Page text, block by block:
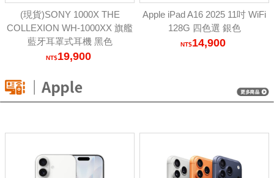
(現貨)SONY 1000X THE
COLLEXION WH-1000XX 旗艦
藍牙耳罩式耳機 黑色
19,900
Apple iPad A16 2025 11吋 WiFi
128G 四色選 銀色
14,900